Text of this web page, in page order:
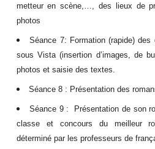
metteur en scène,…, des lieux de
photos
Séance 7: Formation (rapide) des
sous Vista (insertion d’images, de
photos et saisie des textes.
Séance 8 : Présentation des
Séance 9: Présentation de son
classe et concours du meilleur
déterminé par les professeurs de